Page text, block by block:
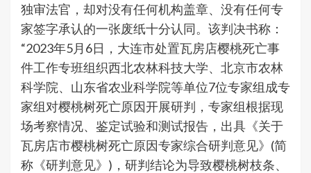
独审法官，却对没有任何机构盖章、没有任何专
家签字承认的一张废纸十分认同。该判决书称：
“2023年5月6日，大连市处置瓦房店樱桃死亡事
件工作专班组织西北农林科技大学、北京市农林
科学院、山东省农业科学院等单位7位专家组成专
家组对樱桃树死亡原因开展研判，专家组根据现
场考察情况、鉴定试验和测试报告，出具《关于
瓦房店市樱桃树死亡原因专家综合研判意见》(简
称《研判意见》)，研判结论为导致樱桃树枝条、